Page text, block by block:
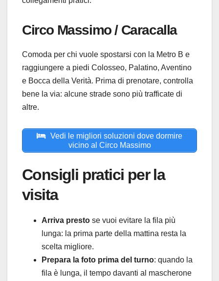
Circo Massimo / Caracalla
Comoda per chi vuole spostarsi con la Metro B e
raggiungere a piedi Colosseo, Palatino, Aventino
e Bocca della Verità. Prima di prenotare, controlla
bene la via: alcune strade sono più trafficate di
altre.
Vedi le migliori soluzioni dove dormire
vicino al Circo Massimo
Consigli pratici per la
visita
Arriva presto se vuoi evitare la fila più
lunga: la prima parte della mattina resta la
scelta migliore.
Prepara la foto prima del turno: quando la
fila è lunga, il tempo davanti al mascherone